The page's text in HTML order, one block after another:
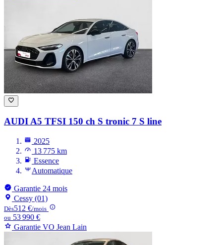
AUDI A5 TFSI 150 ch S tronic 7 S line
2025
13 775 km
Essence
Automatique
Garantie 24 mois
Cessy (01)
Dès512 €/mois
ou 53 990 €
Garantie VO Jean Lain